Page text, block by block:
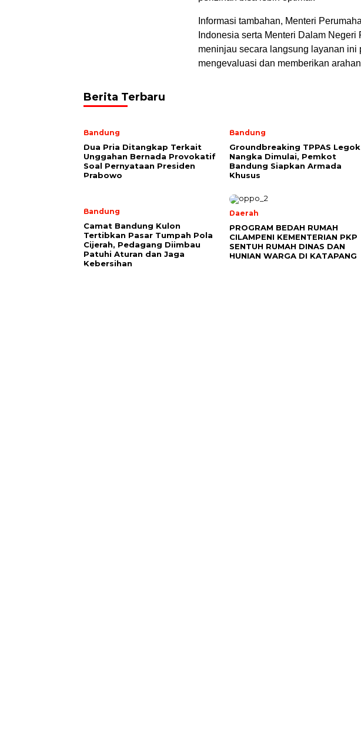
Informasi tambahan, Menteri
Indonesia serta Menteri Dalam
meninjau secara langsung layanan ini
mengevaluasi dan memberikan
Berita Terbaru
Bandung
Dua Pria Ditangkap Terkait
Unggahan Bernada Provokatif
Soal Pernyataan Presiden
Prabowo
Bandung
Groundbreaking TPPAS Legok
Nangka Dimulai, Pemkot
Bandung Siapkan Armada
Khusus
Bandung
Camat Bandung Kulon
Tertibkan Pasar Tumpah Pola
Cijerah, Pedagang Diimbau
Patuhi Aturan dan Jaga
Kebersihan
Daerah
PROGRAM BEDAH RUMAH
CILAMPENI KEMENTERIAN PKP
SENTUH RUMAH DINAS DAN
HUNIAN WARGA DI KATAPANG